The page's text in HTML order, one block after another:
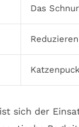
Das
sich der